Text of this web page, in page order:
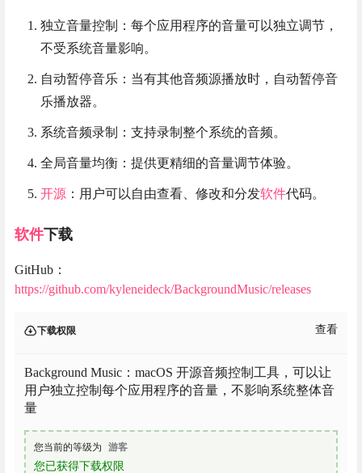
独立音量控制：每个应用程序的音量可以独立调节，
不受系统音量影响。
自动暂停音乐：当有其他音频源播放时，自动暂停音
乐播放器。
系统音频录制：支持录制整个系统的音频。
全局音量均衡：提供更精细的音量调节体验。
开源 ：用户可以自由查看、修改和分发软件代码。
软件下载
GitHub：
https://github.com/kyleneideck/BackgroundMusic/releases
下载权限 查看
Background Music：macOS 开源音频控制工具，可以让
用户独立控制每个应用程序的音量，不影响系统整体音
量
您当前的等级为 游客
您已获得下载权限